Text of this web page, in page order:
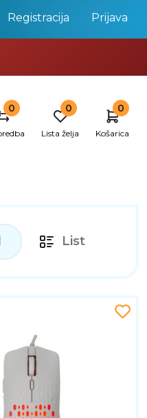
Registracija Prijava
0 0
Lista želja
0
Košarica
List